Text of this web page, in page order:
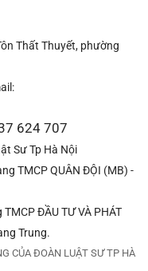
Thất Thuyết, phường
624 707
Sư Tp Hà Nội
TMCP QUÂN ĐỘI (MB) -
ĐẦU TƯ VÀ PHÁT
Trung.
CỦA ĐOÀN LUẬT SƯ TP HÀ